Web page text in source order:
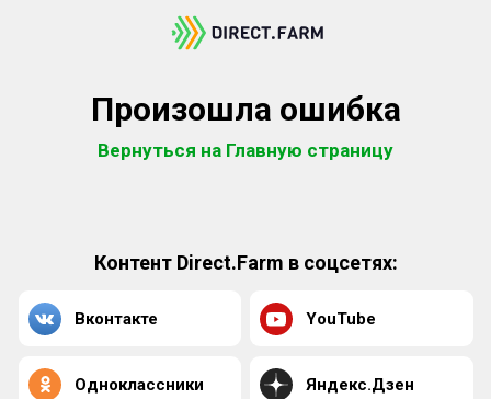
Произошла ошибка
Вернуться на Главную страницу
Контент Direct.Farm в соцсетях:
Вконтакте YouTube
Одноклассники Яндекс.Дзен